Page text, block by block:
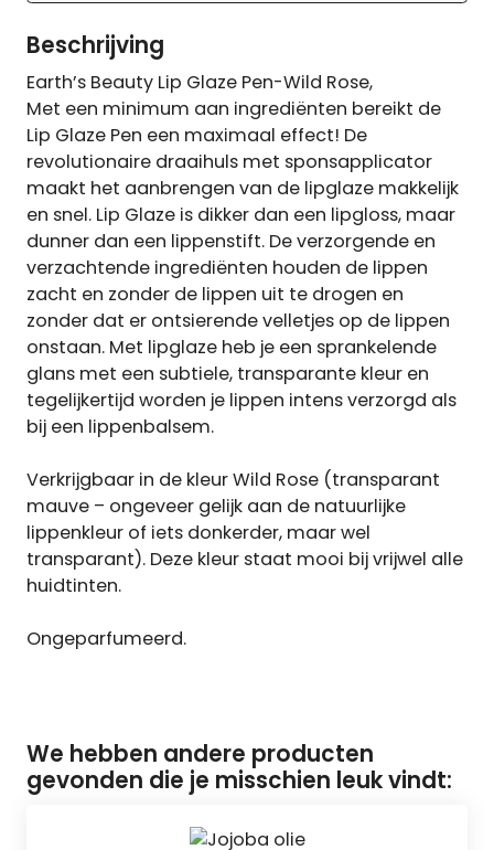
Beschrijving
Earth’s Beauty Lip Glaze Pen-Wild Rose,
Met een minimum aan ingrediënten bereikt de
Lip Glaze Pen een maximaal effect! De
revolutionaire draaihuls met sponsapplicator
maakt het aanbrengen van de lipglaze makkelijk
en snel. Lip Glaze is dikker dan een lipgloss, maar
dunner dan een lippenstift. De verzorgende en
verzachtende ingrediënten houden de lippen
zacht en zonder de lippen uit te drogen en
zonder dat er ontsierende velletjes op de lippen
onstaan. Met lipglaze heb je een sprankelende
glans met een subtiele, transparante kleur en
tegelijkertijd worden je lippen intens verzorgd als
bij een lippenbalsem.
Verkrijgbaar in de kleur Wild Rose (transparant
mauve – ongeveer gelijk aan de natuurlijke
lippenkleur of iets donkerder, maar wel
transparant). Deze kleur staat mooi bij vrijwel alle
huidtinten.
Ongeparfumeerd.
We hebben andere producten
gevonden die je misschien leuk vindt: